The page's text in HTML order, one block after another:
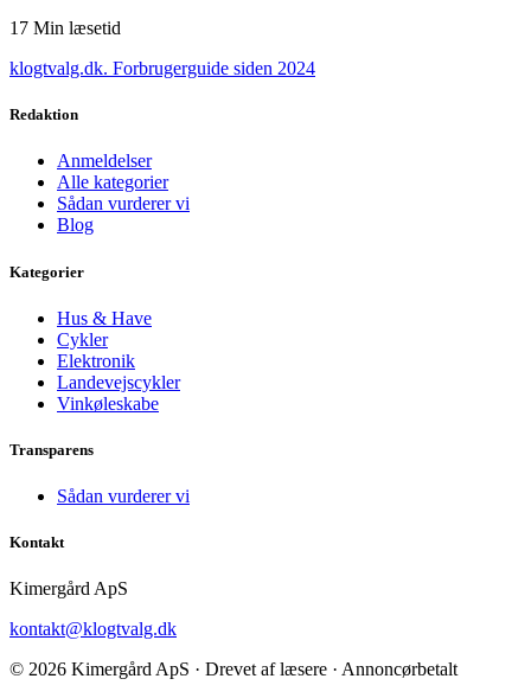
17 Min læsetid
klogtvalg.dk. Forbrugerguide siden 2024
Redaktion
Anmeldelser
Alle kategorier
Sådan vurderer vi
Blog
Kategorier
Hus & Have
Cykler
Elektronik
Landevejscykler
Vinkøleskabe
Transparens
Sådan vurderer vi
Kontakt
Kimergård ApS
kontakt@klogtvalg.dk
© 2026 Kimergård ApS · Drevet af læsere · Annoncørbetalt